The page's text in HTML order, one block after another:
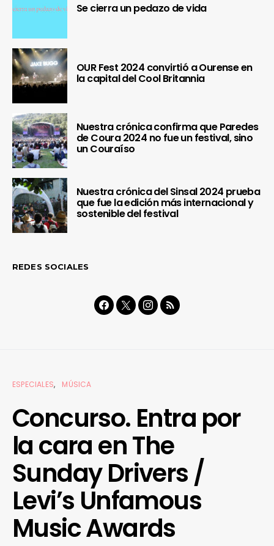
Se cierra un pedazo de vida
OUR Fest 2024 convirtió a Ourense en
la capital del Cool Britannia
Nuestra crónica confirma que Paredes
de Coura 2024 no fue un festival, sino
un Couraíso
Nuestra crónica del Sinsal 2024 prueba
que fue la edición más internacional y
sostenible del festival
REDES SOCIALES
ESPECIALES MÚSICA
Concurso. Entra por
la cara en The
Sunday Drivers /
Levi’s Unfamous
Music Awards